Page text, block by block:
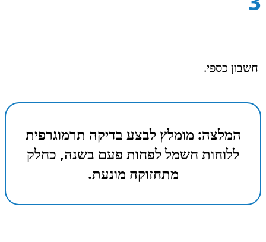
חשבון כספי.
המלצה: מומלץ לבצע בדיקה תרמוגרפית
ללוחות חשמל לפחות פעם בשנה, כחלק
מתחזוקה מונעת.